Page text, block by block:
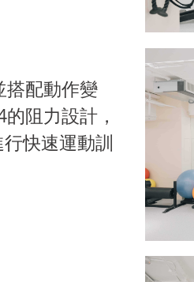
搭配動作變
阻力設計，
快速運動訓